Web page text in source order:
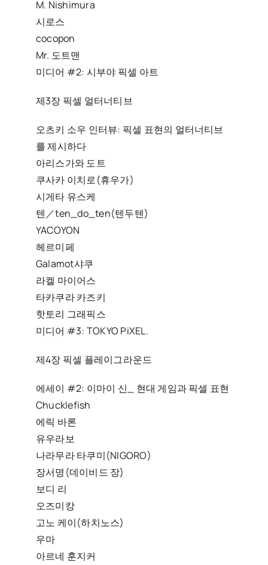
M. Nishimura
시로스
cocopon
Mr. 도트맨
미디어 #2: 시부야 픽셀 아트
제3장 픽셀 얼터너티브
오츠키 소우 인터뷰: 픽셀 표현의 얼터너티브
를 제시하다
아리스가와 도트
쿠사카 이치로(휴우가)
시게타 유스케
텐／ten_do_ten(텐두텐)
YACOYON
헤르미페
Galamot샤쿠
라켈 마이어스
타카쿠라 카즈키
핫토리 그래픽스
미디어 #3: TOKYO PiXEL.
제4장 픽셀 플레이그라운드
에세이 #2: 이마이 신_ 현대 게임과 픽셀 표현
Chucklefish
에릭 바론
유우라보
나라무라 타쿠미(NIGORO)
장서명(데이비드 장)
보디 리
오즈미캉
고노 케이(하치노스)
우마
아르네 훈지커